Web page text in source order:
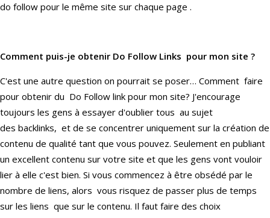
do follow pour le même site sur chaque page .
Comment puis-je obtenir Do Follow Links pour mon site ?
C'est une autre question on pourrait se poser… Comment faire
pour obtenir du Do Follow link pour mon site? J'encourage
toujours les gens à essayer d'oublier tous au sujet
des backlinks, et de se concentrer uniquement sur la création de
contenu de qualité tant que vous pouvez. Seulement en publiant
un excellent contenu sur votre site et que les gens vont vouloir
lier à elle c'est bien. Si vous commencez à être obsédé par le
nombre de liens, alors vous risquez de passer plus de temps
sur les liens que sur le contenu. Il faut faire des choix